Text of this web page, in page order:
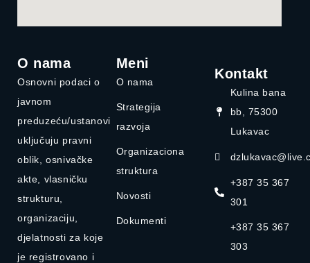
O nama
Osnovni podaci o
javnom
preduzeću/ustanovi
uključuju pravni
oblik, osnivačke
akte, vlasničku
strukturu,
organizaciju,
djelatnosti za koje
je registrovano i
Meni
O nama
Strategija
razvoja
Organizaciona
struktura
Novosti
Dokumenti
Kontakt
Kulina bana
bb, 75300
Lukavac
+387 35 367
301
+387 35 367
303